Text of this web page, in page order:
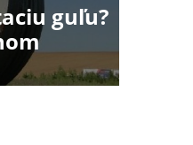
guľu?